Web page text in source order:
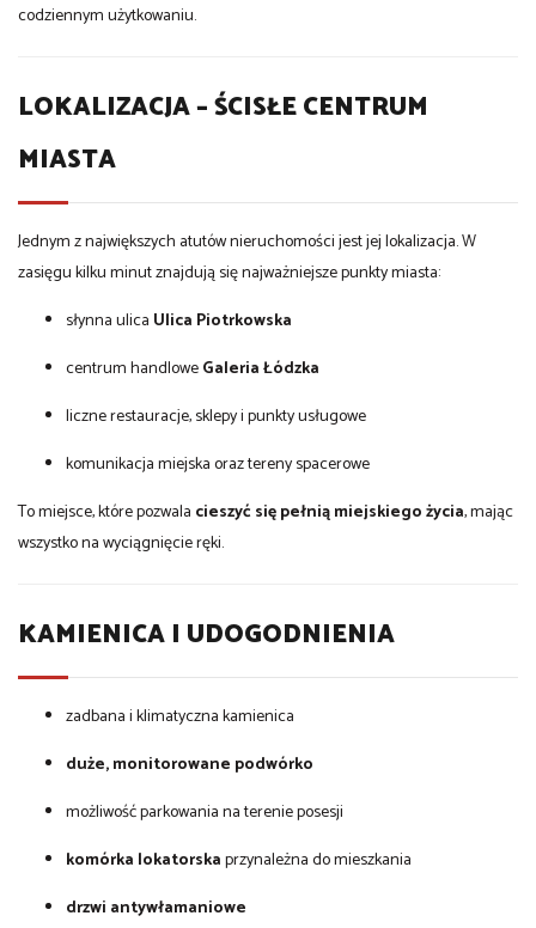
codziennym użytkowaniu.
LOKALIZACJA – ŚCISŁE CENTRUM
MIASTA
Jednym z największych atutów nieruchomości jest jej lokalizacja. W
zasięgu kilku minut znajdują się najważniejsze punkty miasta:
słynna ulica Ulica Piotrkowska
centrum handloweGaleria Łódzka
liczne restauracje, sklepy i punkty usługowe
komunikacja miejska oraz tereny spacerowe
To miejsce, które pozwala cieszyć się pełnią miejskiego życia, mając
wszystko na wyciągnięcie ręki.
KAMIENICA I UDOGODNIENIA
zadbana i klimatyczna kamienica
duże, monitorowane podwórko
możliwość parkowania na terenie posesji
komórka lokatorskaprzynależna do mieszkania
drzwi antywłamaniowe